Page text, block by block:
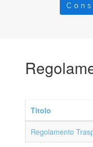
Titolo
Regolamento